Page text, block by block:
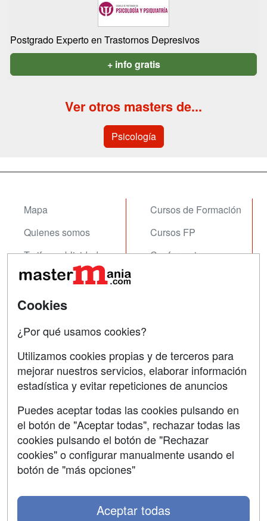
Postgrado Experto en Trastornos Depresivos
+ info gratis
Ver otros masters de...
Psicología
Mapa
Quienes somos
Tarifas publicidad
Acceso Usuarios
Acceso Centros
Cursos de Formación
Cursos FP
Conferencias
Contactar
Confidencialidad
Aviso legal
Copyleft
Cookies
¿Por qué usamos cookies?
Utilizamos cookies propias y de terceros para
mejorar nuestros servicios, elaborar información
estadística y evitar repeticiones de anuncios
Puedes aceptar todas las cookies pulsando en
el botón de "Aceptar todas", rechazar todas las
cookies pulsando el botón de "Rechazar
cookies" o configurar manualmente usando el
botón de "más opciones"
Aceptar todas